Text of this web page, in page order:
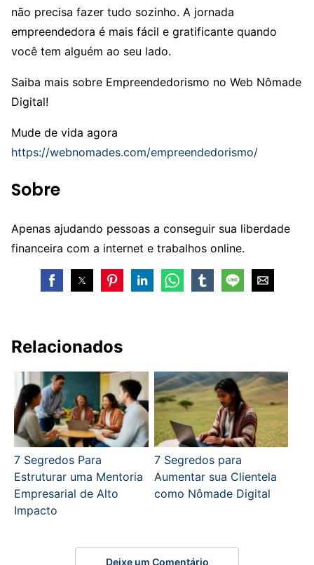
não precisa fazer tudo sozinho. A jornada
empreendedora é mais fácil e gratificante quando
você tem alguém ao seu lado.
Saiba mais sobre Empreendedorismo no Web Nômade
Digital!
Mude de vida agora
https://webnomades.com/empreendedorismo/
Sobre
Apenas ajudando pessoas a conseguir sua liberdade
financeira com a internet e trabalhos online.
Relacionados
7 Segredos Para
Estruturar uma Mentoria
Empresarial de Alto
Impacto
7 Segredos para
Aumentar sua Clientela
como Nômade Digital
Deixe um Comentário